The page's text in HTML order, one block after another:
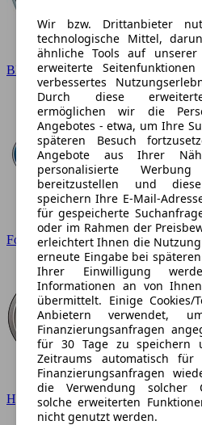
BMW
Ford
Hyundai
Wir bzw. Drittanbieter
technologische Mittel,
ähnliche Tools auf
erweiterte
verbessertes
Durch diese
ermöglichen wir die
Angebotes - etwa, um Ihre
späteren Besuch
Angebote aus Ihrer
personalisierte
bereitzustellen und
speichern Ihre E-Mail-
für gespeicherte
oder im Rahmen der
erleichtert Ihnen die
erneute Eingabe bei
Ihrer Einwilligung
Informationen an von
übermittelt. Einige Cookies/
Anbietern verwendet,
Finanzierungsanfragen
für 30 Tage zu speichern
Zeitraums automatisch
Finanzierungsanfragen
die Verwendung solcher
solche erweiterten
nicht genutzt werden.